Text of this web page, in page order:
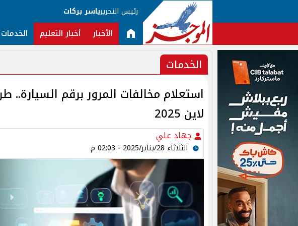
رئيس التحريرياسر بركات
الأخبار أخبار التعليم الخدمات
الخدمات
استعلام مخالفات المرور برقم السيارة..
لاين 2025
جهاد علي
الثلاثاء 28/يناير/2025 - 02:03 م